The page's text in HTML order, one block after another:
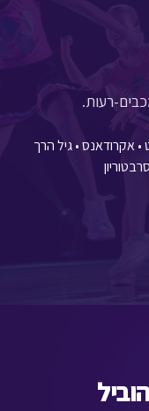
• אקרודאנס • גיל הרך